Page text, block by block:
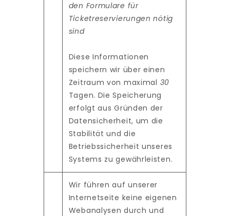
den Formulare für
Ticketreservierungen nötig
sind
Diese Informationen
speichern wir über einen
Zeitraum von maximal 30
Tagen. Die Speicherung
erfolgt aus Gründen der
Datensicherheit, um die
Stabilität und die
Betriebssicherheit unseres
Systems zu gewährleisten.
Wir führen auf unserer
Internetseite keine eigenen
Webanalysen durch und